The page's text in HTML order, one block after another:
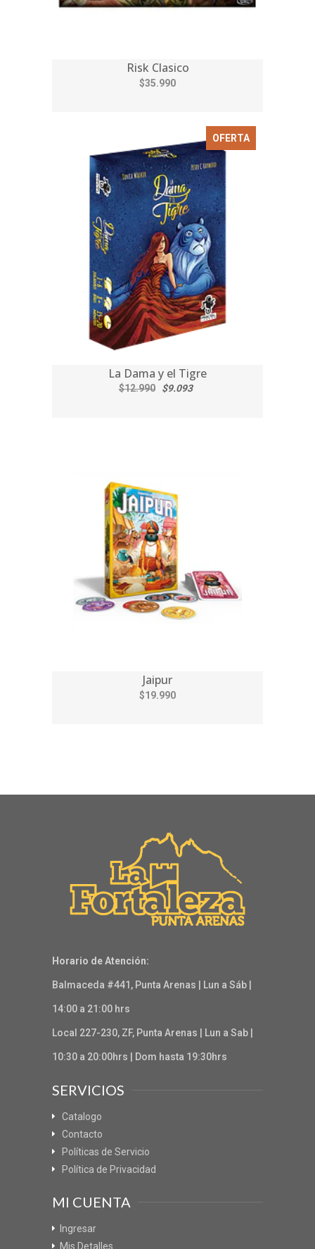
Risk Clasico
$35.990
OFERTA
La Dama y el Tigre
$12.990 $9.093
Jaipur
$19.990
Horario de Atención:
Balmaceda #441, Punta Arenas | Lun a Sáb |
14:00 a 21:00 hrs
Local 227-230, ZF, Punta Arenas | Lun a Sab |
10:30 a 20:00hrs | Dom hasta 19:30hrs
SERVICIOS
Catalogo
Contacto
Políticas de Servicio
Política de Privacidad
MI CUENTA
Ingresar
Mis Detalles